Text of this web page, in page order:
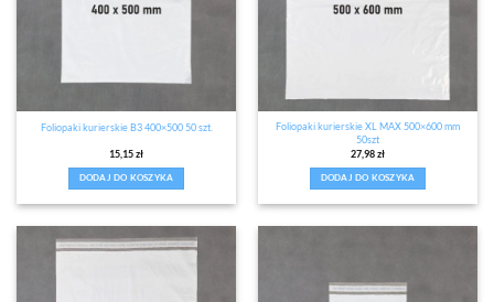
Foliopaki kurierskie B3 400×500 50 szt.
15,15zł
DODAJ DO KOSZYKA
Foliopaki kurierskie XL MAX 500×600 mm
50szt
27,98zł
DODAJ DO KOSZYKA